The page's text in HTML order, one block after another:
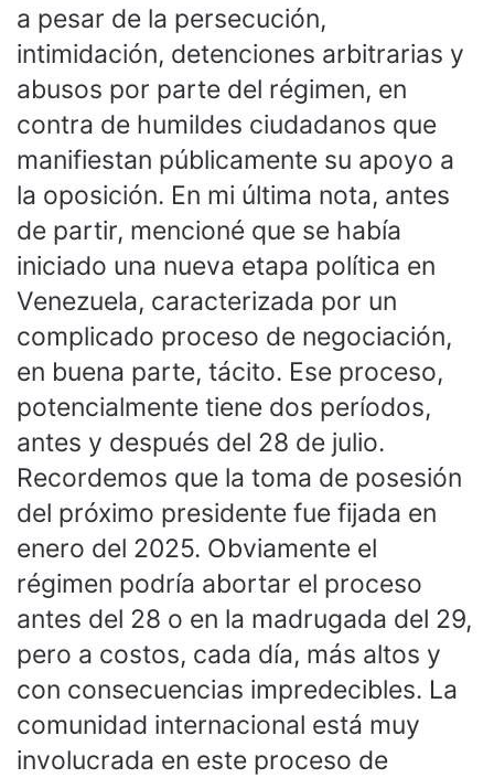
a pesar de la persecución,
intimidación, detenciones arbitrarias y
abusos por parte del régimen, en
contra de humildes ciudadanos que
manifiestan públicamente su apoyo a
la oposición. En mi última nota, antes
de partir, mencioné que se había
iniciado una nueva etapa política en
Venezuela, caracterizada por un
complicado proceso de negociación,
en buena parte, tácito. Ese proceso,
potencialmente tiene dos períodos,
antes y después del 28 de julio.
Recordemos que la toma de posesión
del próximo presidente fue fijada en
enero del 2025. Obviamente el
régimen podría abortar el proceso
antes del 28 o en la madrugada del 29,
pero a costos, cada día, más altos y
con consecuencias impredecibles. La
comunidad internacional está muy
involucrada en este proceso de